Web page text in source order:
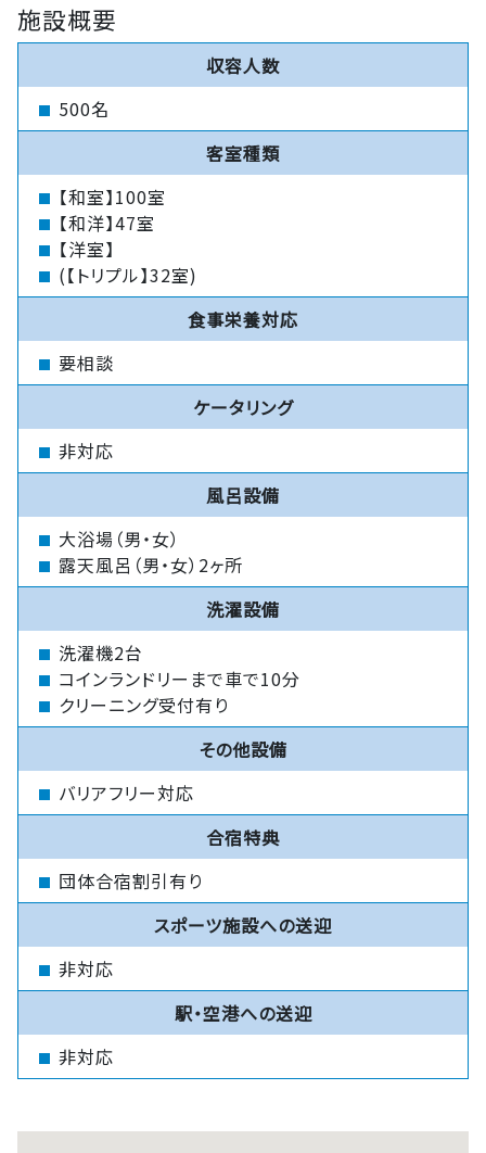
施設概要
収容人数
500名
客室種類
【和室】100室
【和洋】47室
【洋室】
(【トリプル】32室)
食事栄養対応
要相談
ケータリング
非対応
風呂設備
大浴場（男・女）
露天風呂（男・女）2ヶ所
洗濯設備
洗濯機2台
コインランドリーまで車で10分
クリーニング受付有り
その他設備
バリアフリー対応
合宿特典
団体合宿割引有り
スポーツ施設への送迎
非対応
駅・空港への送迎
非対応